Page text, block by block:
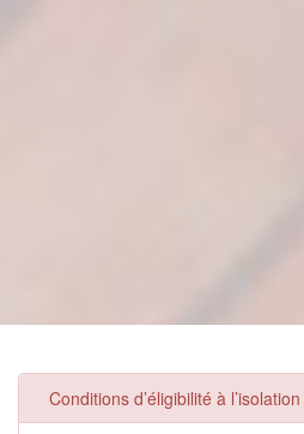
Conditions d’éligibilité à